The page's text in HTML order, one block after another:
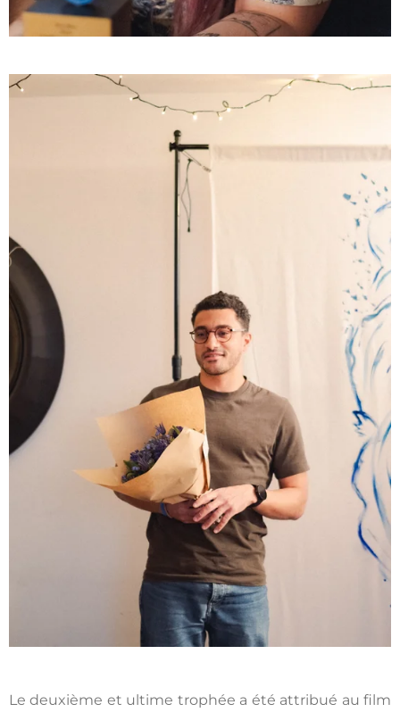
Le deuxième et ultime trophée a été attribué au film